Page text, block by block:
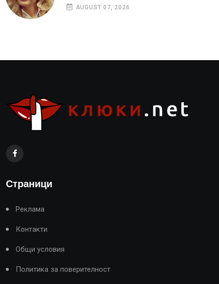
AUGUST 07, 2026
Страници
Реклама
Контакти
Общи условия
Политика за поверителност